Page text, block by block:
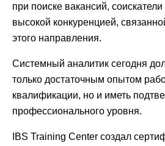
при поиске вакансий,
высокой конкуренцией,
этого направления.
Системный аналитик сегодня
только достаточным опытом
квалификации, но и иметь
профессионального уровня.
IBS Training Center создал